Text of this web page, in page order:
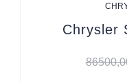
Chrysler